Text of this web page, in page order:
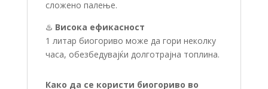
сложено палење.
♨️ Висока ефикасност
1 литар биогориво може да гори неколку
часа, обезбедувајќи долготрајна топлина.
Како да се користи биогориво во